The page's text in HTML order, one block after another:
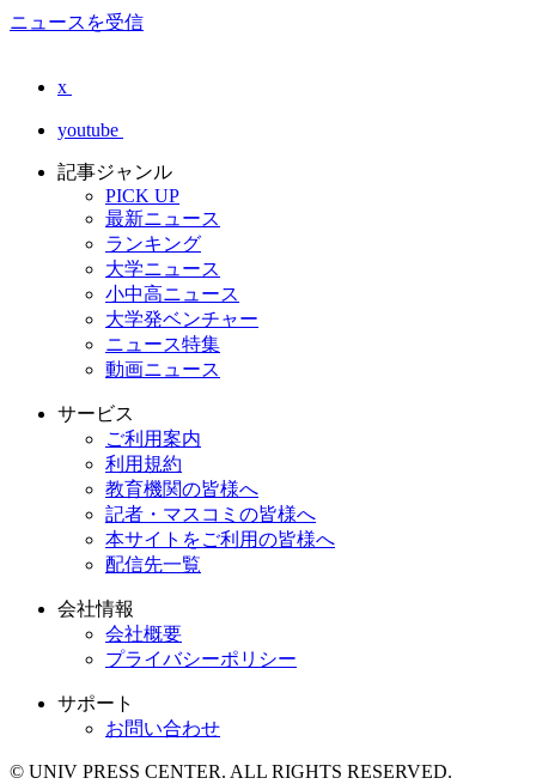
ニュースを受信
x
youtube
記事ジャンル
PICK UP
最新ニュース
ランキング
大学ニュース
小中高ニュース
大学発ベンチャー
ニュース特集
動画ニュース
サービス
ご利用案内
利用規約
教育機関の皆様へ
記者・マスコミの皆様へ
本サイトをご利用の皆様へ
配信先一覧
会社情報
会社概要
プライバシーポリシー
サポート
お問い合わせ
© UNIV PRESS CENTER. ALL RIGHTS RESERVED.